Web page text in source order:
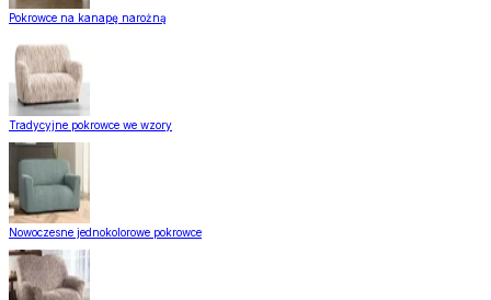
Pokrowce na kanapę narożną
Tradycyjne pokrowce we wzory
Nowoczesne jednokolorowe pokrowce